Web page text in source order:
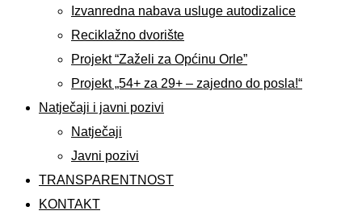
Izvanredna nabava usluge autodizalice
Reciklažno dvorište
Projekt “Zaželi za Općinu Orle”
Projekt „54+ za 29+ – zajedno do posla!“
Natječaji i javni pozivi
Natječaji
Javni pozivi
TRANSPARENTNOST
KONTAKT